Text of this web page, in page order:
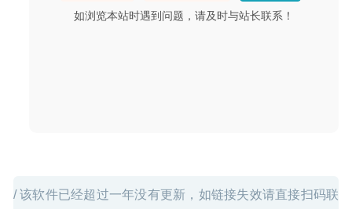
如浏览本站时遇到问题，请及时与站长联系！
/ 该软件已经超过一年没有更新，如链接失效请直接扫码联
BetterTouchTool 3.391 Alpha 中文版-超级强大的鼠标触控